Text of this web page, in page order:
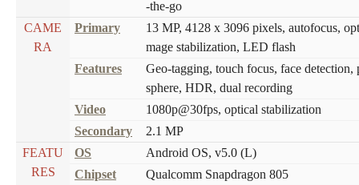
-the-go
CAME
RA
Primary
13 MP, 4128 x 3096 pixels, autofocus,
mage stabilization, LED flash
Features
Geo-tagging, touch focus, face detection,
sphere, HDR, dual recording
Video
1080p@30fps, optical stabilization
Secondary
2.1 MP
FEATU
RES
OS
Android OS, v5.0 (L)
Chipset
Qualcomm Snapdragon 805